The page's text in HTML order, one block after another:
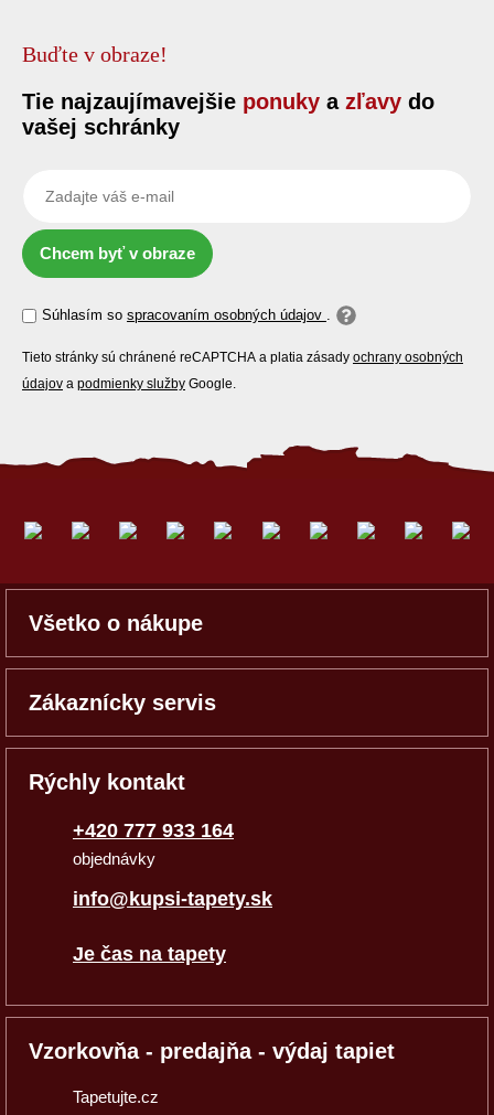
Buďte v obraze!
Tie najzaujímavejšie ponuky a zľavy do
vašej schránky
Chcem byť v obraze
Súhlasím so spracovaním osobných údajov .
Tieto stránky sú chránené reCAPTCHA a platia zásady ochrany osobných
údajov a podmienky služby Google.
Všetko o nákupe
Zákaznícky servis
Rýchly kontakt
+420 777 933 164
objednávky
info@kupsi-tapety.sk
Je čas na tapety
Vzorkovňa - predajňa - výdaj tapiet
Tapetujte.cz